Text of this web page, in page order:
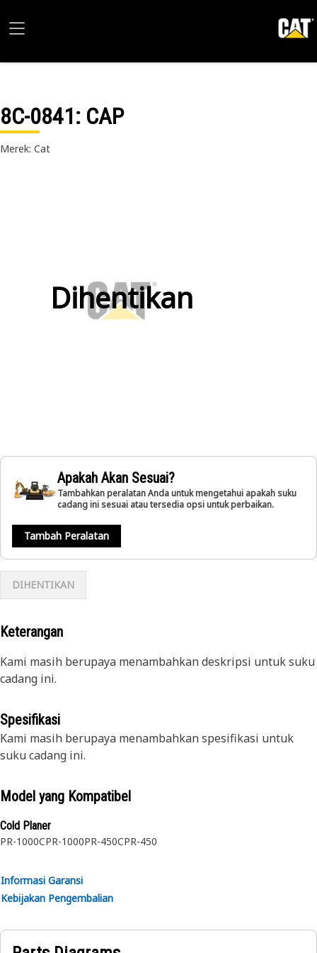
8C-0841: CAP
Merek: Cat
Dihentikan
Apakah Akan Sesuai?
Tambahkan peralatan Anda untuk mengetahui apakah suku
cadang ini sesuai atau tersedia opsi untuk perbaikan.
Tambah Peralatan
DIHENTIKAN
Keterangan
Kami masih berupaya menambahkan deskripsi untuk suku
cadang ini.
Spesifikasi
Kami masih berupaya menambahkan spesifikasi untuk
suku cadang ini.
Model yang Kompatibel
Cold Planer
PR-1000CPR-1000PR-450CPR-450
Informasi Garansi
Kebijakan Pengembalian